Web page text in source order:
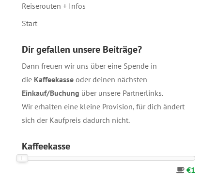
Reiserouten + Infos
Start
Dir gefallen unsere Beiträge?
Dann freuen wir uns über eine Spende in
die Kaffeekasseoder deinen nächsten
Einkauf/Buchung über unsere Partnerlinks.
Wir erhalten eine kleine Provision, für dich ändert
sich der Kaufpreis dadurch nicht.
Kaffeekasse
€1